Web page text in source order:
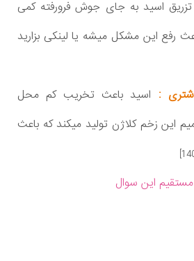
اسید به جای جوش فرورفته کمی
رفع این مشکل میشه یا لینکی بزارید
: اسید باعث تخریب کم محل
این زخم کلاژن تولید میکند که باعث
این سوال